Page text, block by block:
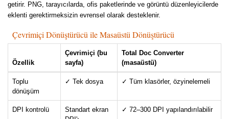
getirir. PNG, tarayıcılarda, ofis paketlerinde ve görüntü düzenleyicilerde
eklenti gerektirmeksizin evrensel olarak desteklenir.
Çevrimiçi Dönüştürücü ile Masaüstü Dönüştürücü
Özellik
Çevrimiçi (bu
sayfa)
Total Doc Converter
(masaüstü)
Toplu
dönüşüm
✓ Tek dosya ✓ Tüm klasörler, özyinelemeli
DPI kontrolü
Standart ekran
✓ 72–300 DPI yapılandırılabilir